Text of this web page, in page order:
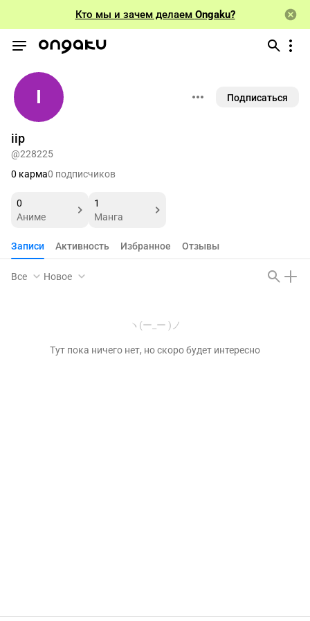
Кто мы и зачем делаем Ongaku?
I
iip
Подписаться
@228225
0 карма0 подписчиков
0
Аниме
1
Манга
Записи Активность Избранное Отзывы
Все Новое
ヽ(ー_ー )ノ
Тут пока ничего нет, но скоро будет интересно